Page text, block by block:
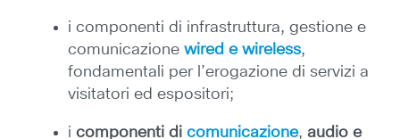
i componenti di infrastruttura, gestione e
comunicazione wired e wireless,
fondamentali per l’erogazione di servizi a
visitatori ed espositori;
i componenti di comunicazione, audio e